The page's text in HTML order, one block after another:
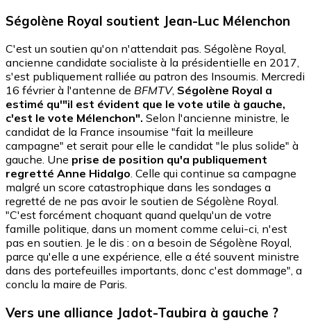
Ségolène Royal soutient Jean-Luc Mélenchon
C'est un soutien qu'on n'attendait pas. Ségolène Royal,
ancienne candidate socialiste à la présidentielle en 2017,
s'est publiquement ralliée au patron des Insoumis. Mercredi
16 février à l'antenne de BFMTV, Ségolène Royal a
estimé qu'"il est évident que le vote utile à gauche,
c'est le vote Mélenchon". Selon l'ancienne ministre, le
candidat de la France insoumise "fait la meilleure
campagne" et serait pour elle le candidat "le plus solide" à
gauche. Une prise de position qu'a publiquement
regretté Anne Hidalgo. Celle qui continue sa campagne
malgré un score catastrophique dans les sondages a
regretté de ne pas avoir le soutien de Ségolène Royal.
"C'est forcément choquant quand quelqu'un de votre
famille politique, dans un moment comme celui-ci, n'est
pas en soutien. Je le dis : on a besoin de Ségolène Royal,
parce qu'elle a une expérience, elle a été souvent ministre
dans des portefeuilles importants, donc c'est dommage", a
conclu la maire de Paris.
Vers une alliance Jadot-Taubira à gauche ?